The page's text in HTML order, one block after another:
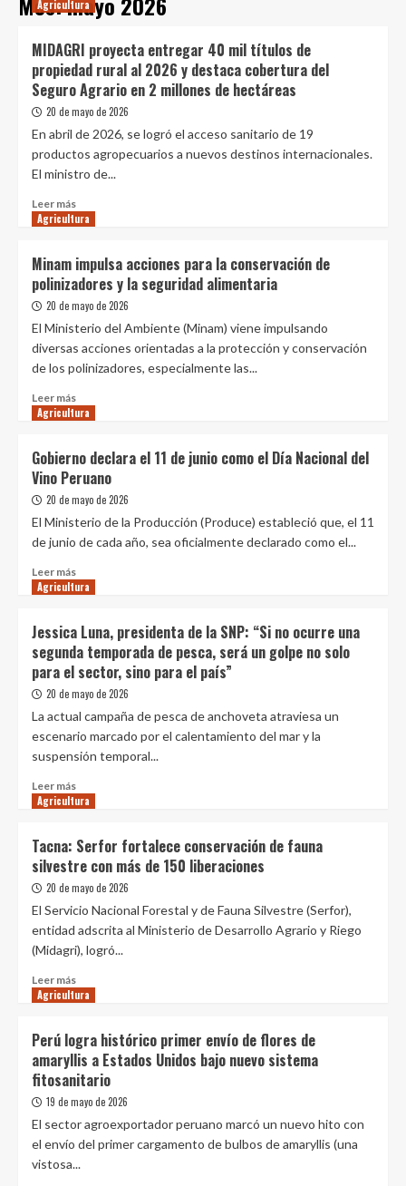
Agricultura
MIDAGRI proyecta entregar 40 mil títulos de
propiedad rural al 2026 y destaca cobertura del
Seguro Agrario en 2 millones de hectáreas
20 de mayo de 2026
En abril de 2026, se logró el acceso sanitario de 19
productos agropecuarios a nuevos destinos internacionales.
El ministro de...
Leer más
más
proyecta
entregar
40
mil
de
propiedad
al
2026
destaca
cobertura
Agrario
en
millones
de
Agricultura
Minam impulsa acciones para la conservación de
polinizadores y la seguridad alimentaria
20 de mayo de 2026
El Ministerio del Ambiente (Minam) viene impulsando
diversas acciones orientadas a la protección y conservación
de los polinizadores, especialmente las...
Leer más
más
impulsa
acciones
para
la
de
y
alimentaria
Agricultura
Gobierno declara el 11 de junio como el Día Nacional del
Vino Peruano
20 de mayo de 2026
El Ministerio de la Producción (Produce) estableció que, el 11
de junio de cada año, sea oficialmente declarado como el...
Leer más
más
declara
el
11
de
como
el
Día
del
Vino
Agricultura
Jessica Luna, presidenta de la SNP: “Si no ocurre una
segunda temporada de pesca, será un golpe no solo
para el sector, sino para el país”
20 de mayo de 2026
La actual campaña de pesca de anchoveta atraviesa un
escenario marcado por el calentamiento del mar y la
suspensión temporal...
Leer más
más
Luna,
presidenta
de
la
“Si
no
una
segunda
de
pesca,
será
golpe
no
solo
Agricultura
Tacna: Serfor fortalece conservación de fauna
silvestre con más de 150 liberaciones
20 de mayo de 2026
El Servicio Nacional Forestal y de Fauna Silvestre (Serfor),
entidad adscrita al Ministerio de Desarrollo Agrario y Riego
(Midagri), logró...
Leer más
más
Serfor
fortalece
conservación
de
silvestre
con
más
Agricultura
Perú logra histórico primer envío de flores de
amaryllis a Estados Unidos bajo nuevo sistema
fitosanitario
19 de mayo de 2026
El sector agroexportador peruano marcó un nuevo hito con
el envío del primer cargamento de bulbos de amaryllis (una
vistosa...